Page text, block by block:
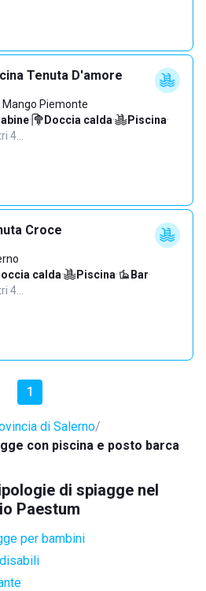
Tenuta D'amore
Mango Piemonte
· Doccia calda· Piscina·
4…
Croce
calda· Piscina· Bar·
4…
1
di Salerno
con piscina e posto barca
di spiagge nel
Paestum
per bambini